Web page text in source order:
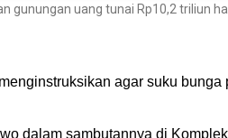
uang tunai Rp10,2 triliun
agar suku
dalam sambutannya di